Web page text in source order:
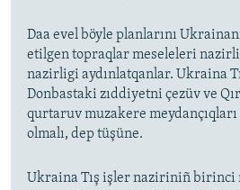
Daa evel böyle planlarını
etilgen topraqlar meseleleri
nazirligi aydınlatqanlar. Ukraina
Donbastaki zıddiyetni çezüv ve
qurtaruv muzakere
olmalı, dep tüşüne.
Ukraina Tış işler naziriniñ birinci